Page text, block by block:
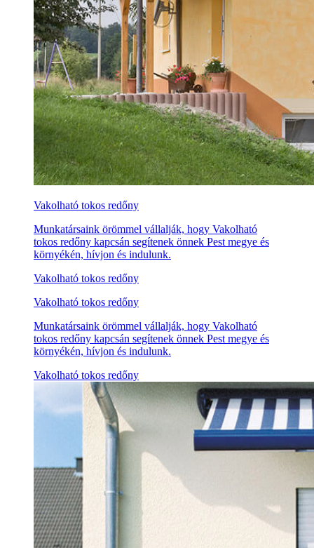
Vakolható tokos redőny
Munkatársaink örömmel vállalják, hogy Vakolható
tokos redőny kapcsán segítenek önnek Pest megye és
környékén, hívjon és indulunk.
Vakolható tokos redőny
Vakolható tokos redőny
Munkatársaink örömmel vállalják, hogy Vakolható
tokos redőny kapcsán segítenek önnek Pest megye és
környékén, hívjon és indulunk.
Vakolható tokos redőny